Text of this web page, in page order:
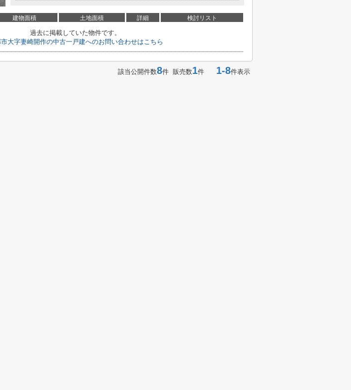
建物面積 土地面積 詳細 検討リスト
過去に掲載していた物件です。
大字妻崎開作の中古一戸建へのお問い合わせはこちら
該当公開件数8件 販売数1件 1-8件表示